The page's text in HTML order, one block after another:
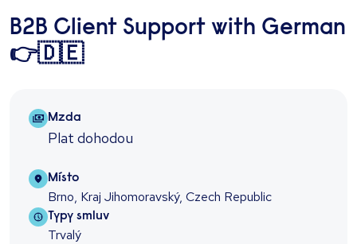
B2B Client Support with German
👉🇩🇪
Salary Package
Mzda
Plat dohodou
Location
Místo
Brno, Kraj Jihomoravský, Czech Republic
Contract type
Typy smluv
Trvalý